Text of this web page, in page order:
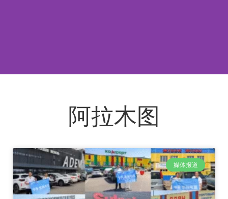
阿拉木图
媒体报道